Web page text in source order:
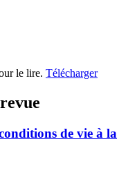
le lire. Télécharger
de vie à la